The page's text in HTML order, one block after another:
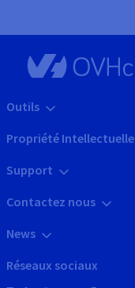
Outils
Propriété Intellectuelle
Support
Contactez nous
News
Réseaux sociaux